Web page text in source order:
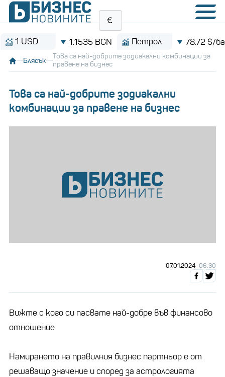
1.1535 BGN Петрол 78.72 $/барел
Блясък
Това са най-добрите зодиакални комбинации за
правене на бизнес
Това са най-добрите зодиакални
комбинации за правене на бизнес
07.01.2024 06:30
Вижте с кого си пасвате най-добре във финансово
отношение
Намирането на правилния бизнес партньор е от
решаващо значение и според за астрологията